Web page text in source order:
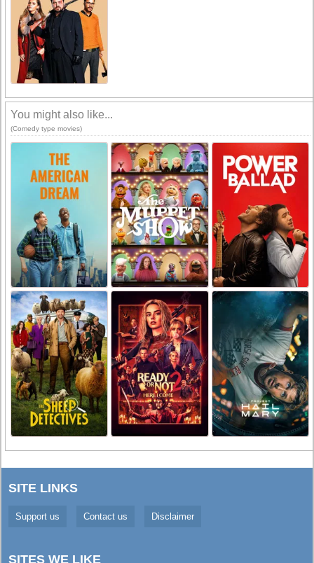
You might also like...
(Comedy type movies)
SITE LINKS
Support us Contact us Disclaimer
SITES WE LIKE